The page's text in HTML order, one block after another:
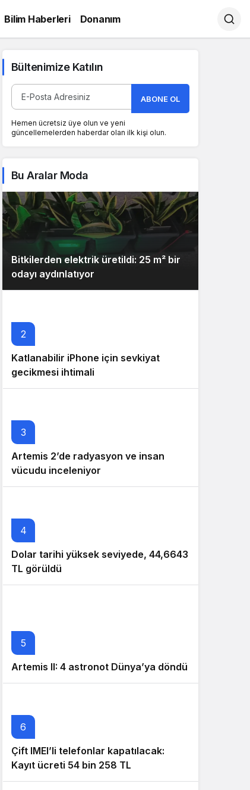
Bilim Haberleri Donanım
Bültenimize Katılın
ABONE OL
Hemen ücretsiz üye olun ve yeni
güncellemelerden haberdar olan ilk kişi olun.
Bu Aralar Moda
Bitkilerden elektrik üretildi: 25 m² bir
odayı aydınlatıyor
2
Katlanabilir iPhone için sevkiyat
gecikmesi ihtimali
3
Artemis 2’de radyasyon ve insan
vücudu inceleniyor
4
Dolar tarihi yüksek seviyede, 44,6643
TL görüldü
5
Artemis II: 4 astronot Dünya’ya döndü
6
Çift IMEI’li telefonlar kapatılacak:
Kayıt ücreti 54 bin 258 TL